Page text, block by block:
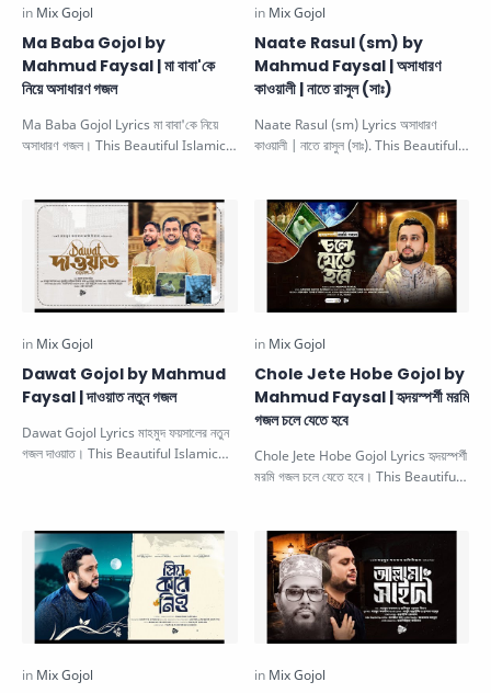
Ma Baba Gojol by
Mahmud Faysal | মা বাবা'কে
নিয়ে অসাধারণ গজল
Ma Baba Gojol Lyrics মা বাবা'কে নিয়ে
অসাধারণ গজল। This Beautiful Islamic
Naate Rasul (sm) by
Mahmud Faysal | অসাধারণ
কাওয়ালী | নাতে রাসুল (সাঃ)
Naate Rasul (sm) Lyrics অসাধারণ
কাওয়ালী | নাতে রাসুল (সাঃ). This Beautiful
Dawat Gojol by Mahmud
Faysal | দাওয়াত নতুন গজল
Dawat Gojol Lyrics মাহমুদ ফয়সালের নতুন
গজল দাওয়াত। This Beautiful Islamic
Chole Jete Hobe Gojol by
Mahmud Faysal | হৃদয়স্পর্শী মরমি
গজল চলে যেতে হবে
Chole Jete Hobe Gojol Lyrics হৃদয়স্পর্শী
মরমি গজল চলে যেতে হবে। This Beautiful